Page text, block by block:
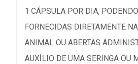
1 CÁPSULA POR DIA,
FORNECIDAS DIRETAMENTE
ANIMAL OU ABERTAS
AUXÍLIO DE UMA SERINGA OU